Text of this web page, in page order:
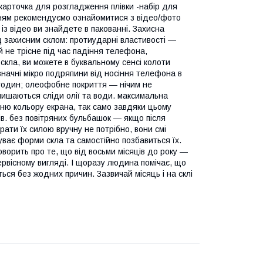
для розгладження плівки -набір для
рекомендуємо ознайомитися з відео/фото
відео ви знайдете в пакованні. Захисна
склом: протиударні властивості —
не трісне під час падіння телефона,
ви можете в буквальному сенсі колоти
мікро подряпини від носіння телефона в
олеофобне покриття — нічим не
сліди олії та води. максимальна
кольору екрана, так само завдяки цьому
без повітряних бульбашок — якщо після
їх силою вручну не потрібно, вони смі
форми скла та самостійно позбавиться їх.
про те, що від восьми місяців до року —
вигляді. І щоразу людина помічає, що
без жодних причин. Зазвичай місяць і на склі